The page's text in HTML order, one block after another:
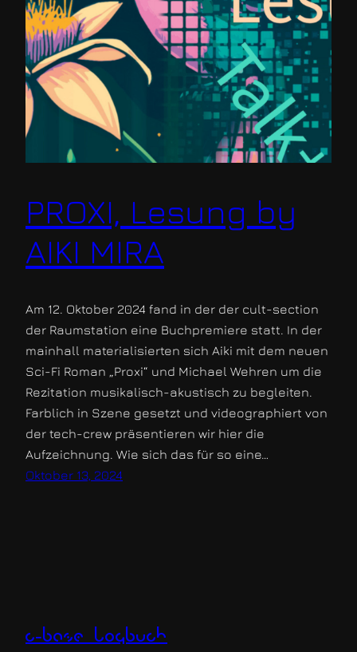
PROXI, Lesung by
AIKI MIRA
Am 12. Oktober 2024 fand in der der cult-section
der Raumstation eine Buchpremiere statt. In der
mainhall materialisierten sich Aiki mit dem neuen
Sci-Fi Roman „Proxi“ und Michael Wehren um die
Rezitation musikalisch-akustisch zu begleiten.
Farblich in Szene gesetzt und videographiert von
der tech-crew präsentieren wir hier die
Aufzeichnung. Wie sich das für so eine…
Oktober 13, 2024
c-base logbuch